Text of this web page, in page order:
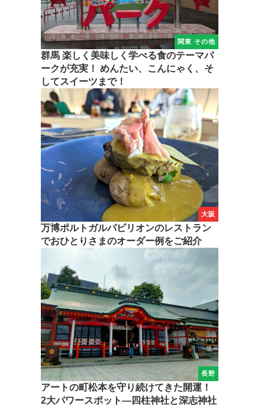
関東 その他
群馬 楽しく美味しく学べる食のテーマパ
ークが充実！ めんたい、こんにゃく、そ
してスイーツまで！
大阪
万博ポルトガルパビリオンのレストラン
でおひとりさまのオーダー例をご紹介
長野
アートの町松本を守り続けてきた開運！
2大パワースポット―四柱神社と深志神社